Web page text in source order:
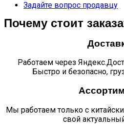
isf
Задайте вопрос продавцу
Почему стоит
Работаем через
Быстро и безопасно,
Мы работаем только с
свой